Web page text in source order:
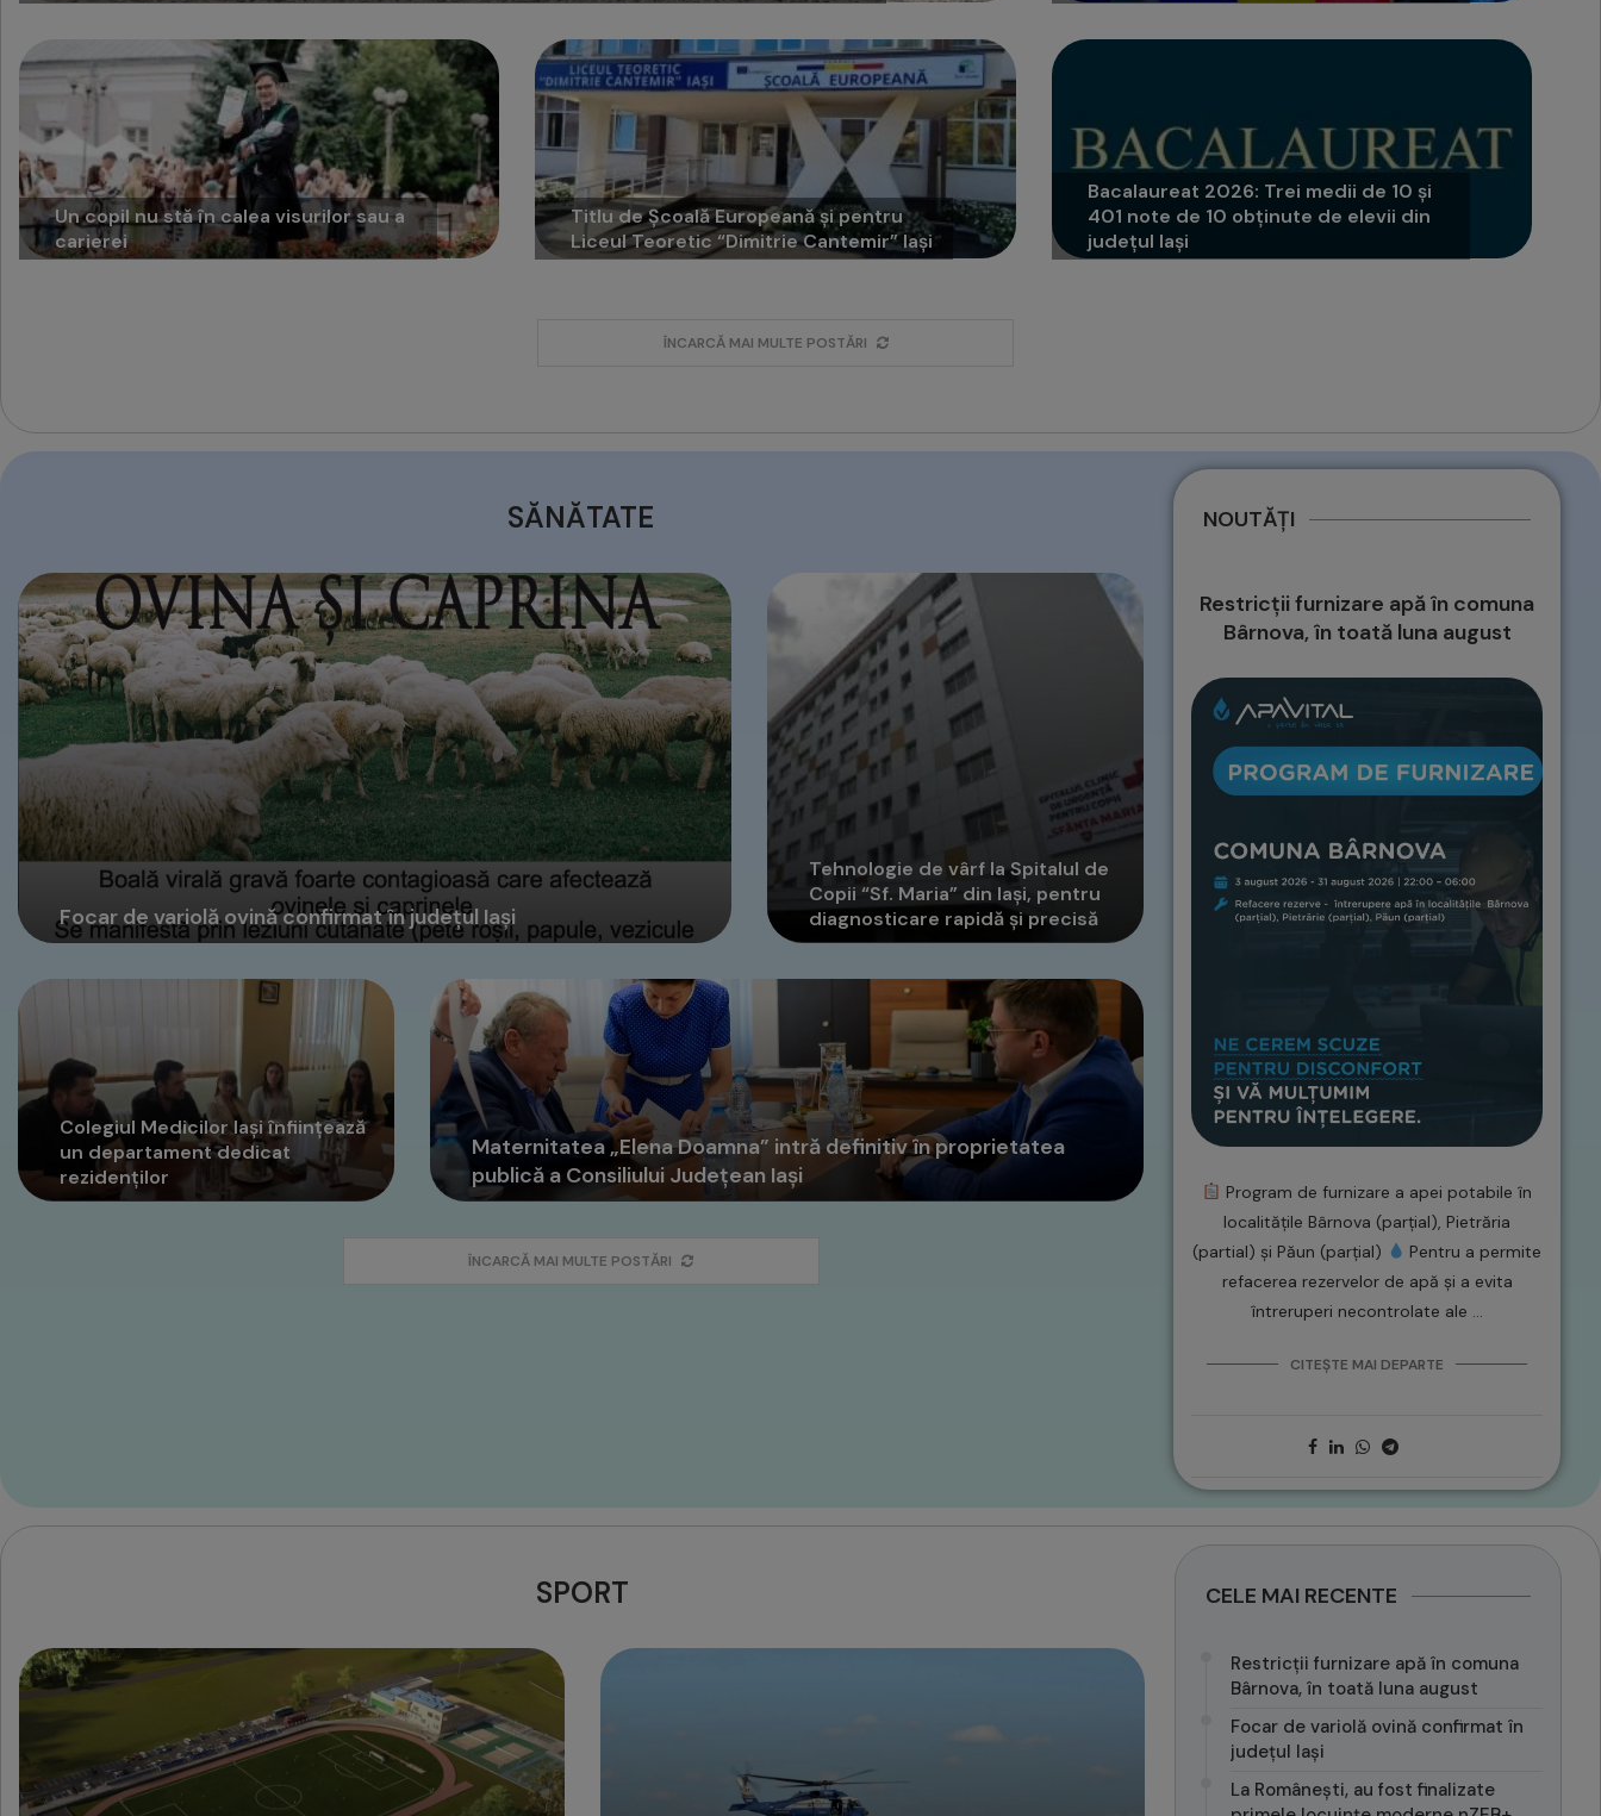
Un copil nu stă în calea visurilor sau a
carierei
Titlu de Școală Europeană și pentru
Liceul Teoretic “Dimitrie Cantemir” Iași
Bacalaureat 2026: Trei medii de 10 și
401 note de 10 obținute de elevii din
județul Iași
ÎNCARCĂ MAI MULTE POSTĂRI
SĂNĂTATE
Focar de variolă ovină confirmat în județul Iași
Tehnologie de vârf la Spitalul de
Copii “Sf. Maria” din Iași, pentru
diagnosticare rapidă și precisă
Colegiul Medicilor Iași înființează
un departament dedicat
rezidenților
Maternitatea „Elena Doamna” intră definitiv în proprietatea
publică a Consiliului Județean Iași
ÎNCARCĂ MAI MULTE POSTĂRI
NOUTĂȚI
Restricții furnizare apă în comuna
Bârnova, în toată luna august
Program de furnizare a apei potabile în
localitățile Bârnova (parțial), Pietrăria
(partial) și Păun (parțial)
Pentru a permite
refacerea rezervelor de apă și a evita
întreruperi necontrolate ale …
CITEȘTE MAI DEPARTE
SPORT CELE MAI RECENTE
Restricții furnizare apă în comuna
Bârnova, în toată luna august
Focar de variolă ovină confirmat în
județul Iași
La Românești, au fost finalizate